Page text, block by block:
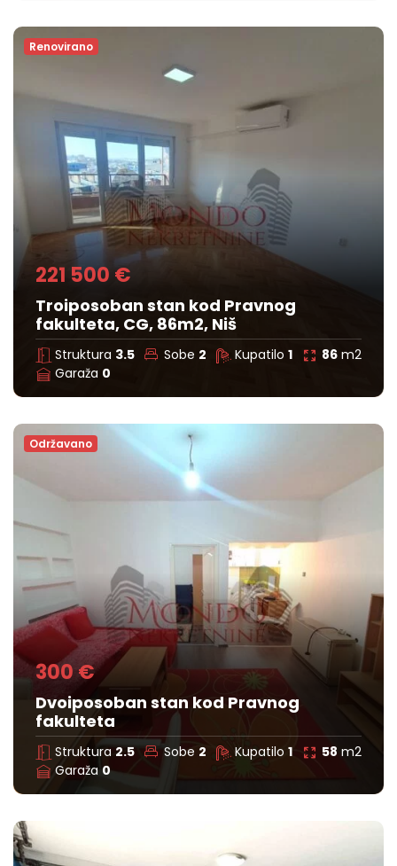
Renovirano
221 500 €
Troiposoban stan kod Pravnog
fakulteta, CG, 86m2, Niš
Struktura 3.5 Sobe 2 Kupatilo1 86m2
Garaža 0
Održavano
300 €
Dvoiposoban stan kod Pravnog
fakulteta
Struktura 2.5 Sobe 2 Kupatilo1 58 m2
Garaža 0